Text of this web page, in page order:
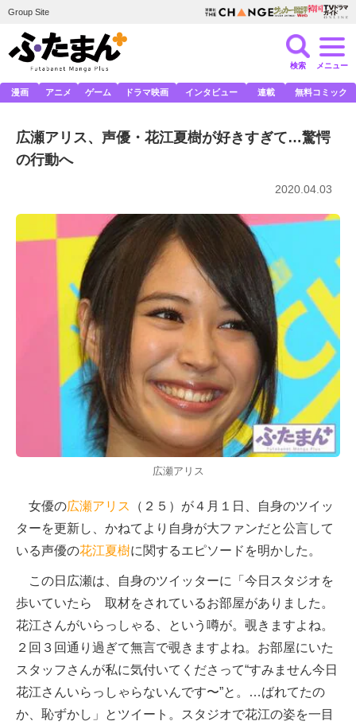
Group Site
検索 メニュー
漫画 アニメ ゲーム ドラマ映画 インタビュー 連載 無料コミック
広瀬アリス、声優・花江夏樹が好きすぎて…驚愕
の行動へ
2020.04.03
広瀬アリス
女優の広瀬アリス
（２５）が４月１日、自身のツイッ
ターを更新し、かねてより自身が大ファンだと公言して
いる声優の花江夏樹に関するエピソードを明かした。
この日広瀬は、自身のツイッターに「今日スタジオを
歩いていたら 取材をされているお部屋がありました。
花江さんがいらっしゃる、という噂が。覗きますよね。
２回３回通り過ぎて無言で覗きますよね。お部屋にいた
スタッフさんが私に気付いてくださって“すみません今日
花江さんいらっしゃらないんです〜”と。…ばれてたの
か、恥ずかし」とツイート。スタジオで花江の姿を一目